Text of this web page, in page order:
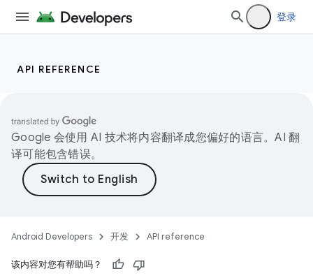
登录
API REFERENCE
Google 会使用 AI 技术将内容翻译成您偏好的语言。AI 翻
译可能包含错误。
Android Developers 开发 API reference
该内容对您有帮助吗？